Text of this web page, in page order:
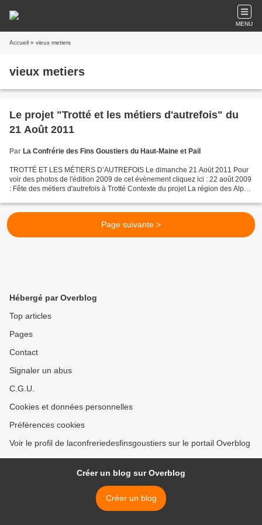
MENU
Accueil » vieux metiers
vieux metiers
Le projet "Trotté et les métiers d'autrefois" du
21 Août 2011
Par La Confrérie des Fins Goustiers du Haut-Maine et Pail
TROTTÉ ET LES MÉTIERS D’AUTREFOIS Le dimanche 21 Aoüt 2011 Pour
voir des photos de l'édition 2009 de cet évènement cliquez ici : 22 août 2009
: Fête des métiers d'autrefois à Trotté Contexte du projet La région des Alpes
Page suivante >
Hébergé par Overblog
Top articles
Pages
Contact
Signaler un abus
C.G.U.
Cookies et données personnelles
Préférences cookies
Voir le profil de laconfreriedesfinsgoustiers sur le portail Overblog
Créer un blog sur Overblog
Créer un blog